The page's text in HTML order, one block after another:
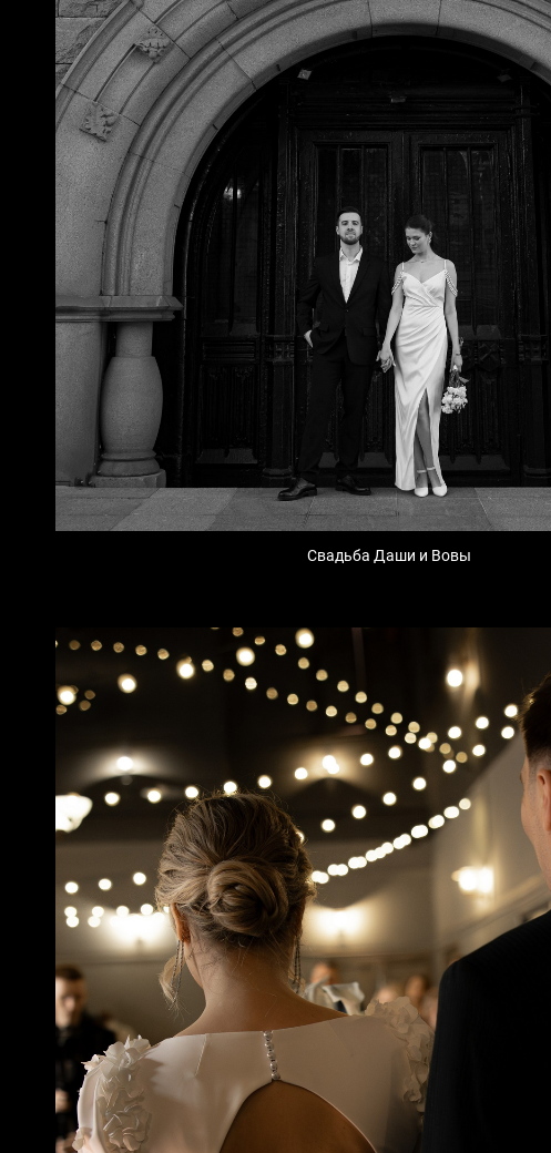
Свадьба Даши и Вовы